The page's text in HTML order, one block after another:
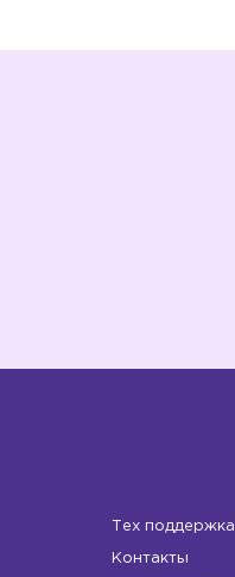
Тех поддержка
Контакты